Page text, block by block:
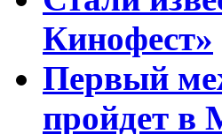
Кинофест»
Первый
пройдет в